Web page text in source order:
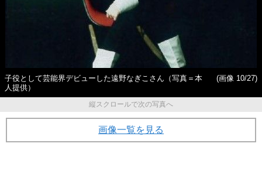
子役として芸能界デビューした遠野なぎこさん（写真＝本
人提供）
(画像 10/27)
縦スクロールで次の写真へ
画像一覧を見る